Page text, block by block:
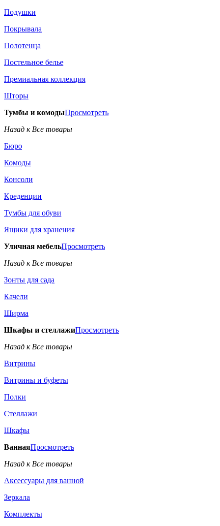
Подушки
Покрывала
Полотенца
Постельное белье
Премиальная коллекция
Шторы
Тумбы и комодыПросмотреть
Назад к Все товары
Бюро
Комоды
Консоли
Креденции
Тумбы для обуви
Ящики для хранения
Уличная мебельПросмотреть
Назад к Все товары
Зонты для сада
Качели
Ширма
Шкафы и стеллажиПросмотреть
Назад к Все товары
Витрины
Витрины и буфеты
Полки
Стеллажи
Шкафы
ВаннаяПросмотреть
Назад к Все товары
Аксессуары для ванной
Зеркала
Комплекты